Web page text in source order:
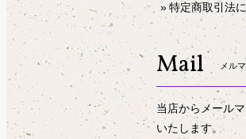
特定商取引法
Mail メル
当店からメール
いたします。